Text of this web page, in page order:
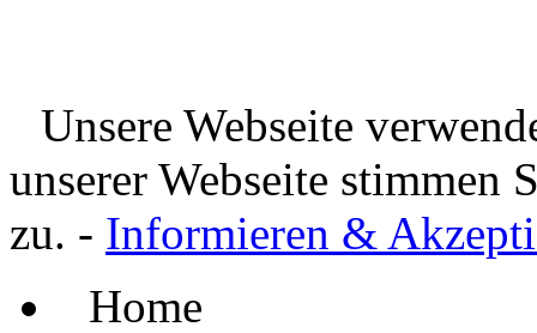
Unsere Webseite
unserer Webseite stimmen
zu. - Informieren &
Home